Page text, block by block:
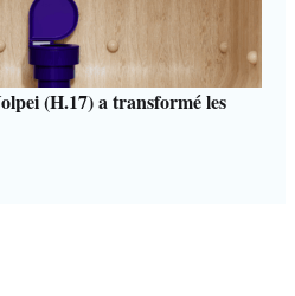
(H.17) a transformé les